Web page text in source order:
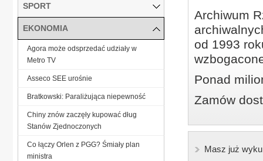
Archiwum
od 1993
Ponad
Zamów
Masz już
SPORT
EKONOMIA
Agora może odsprzedać udziały w
Metro TV
Asseco SEE urośnie
Bratkowski: Paraliżująca niepewność
Chiny znów zaczęły kupować dług
Stanów Zjednoczonych
Co łączy Orlen z PGG? Śmiały plan
ministra